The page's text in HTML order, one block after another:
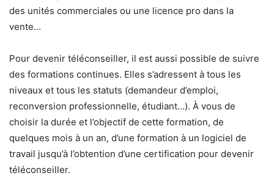
des unités commerciales ou une licence pro dans la
vente…
Pour devenir téléconseiller, il est aussi possible de suivre
des formations continues. Elles s’adressent à tous les
niveaux et tous les statuts (demandeur d’emploi,
reconversion professionnelle, étudiant…). À vous de
choisir la durée et l’objectif de cette formation, de
quelques mois à un an, d’une formation à un logiciel de
travail jusqu’à l’obtention d’une certification pour devenir
téléconseiller.